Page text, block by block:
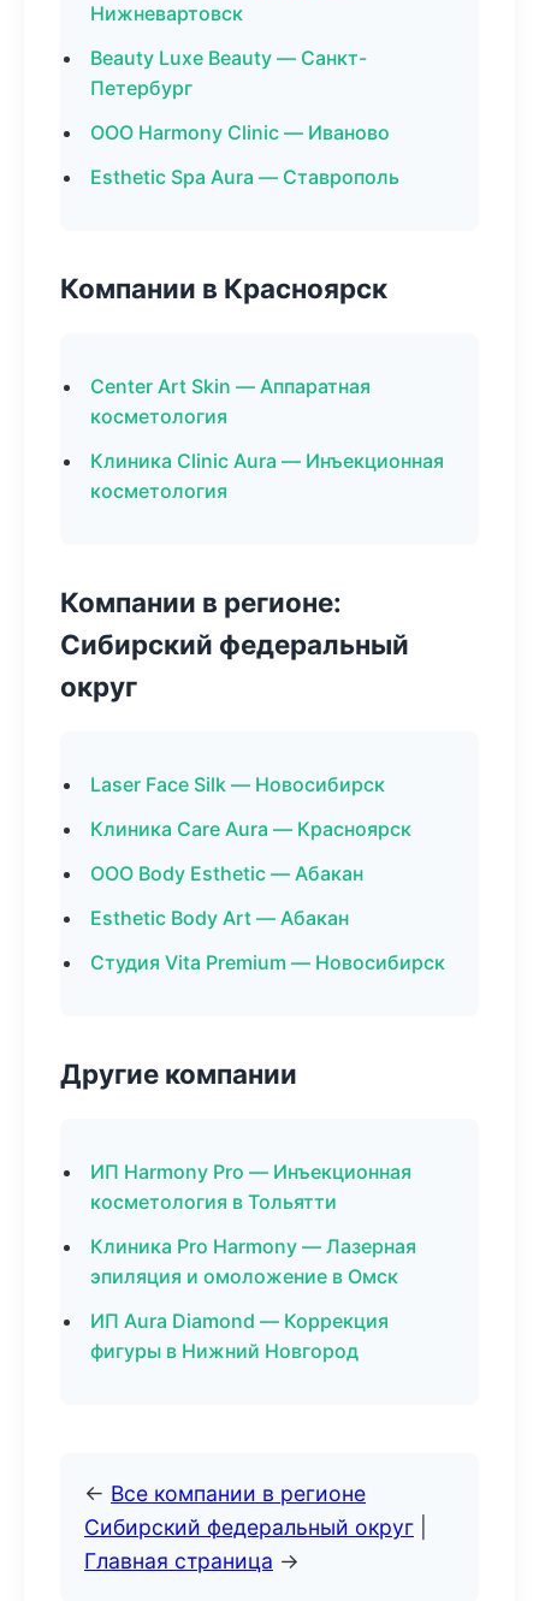
Нижневартовск
Beauty Luxe Beauty — Санкт-
Петербург
ООО Harmony Clinic — Иваново
Esthetic Spa Aura — Ставрополь
Компании в Красноярск
Center Art Skin — Аппаратная
косметология
Клиника Clinic Aura — Инъекционная
косметология
Компании в регионе:
Сибирский федеральный
округ
Laser Face Silk — Новосибирск
Клиника Care Aura — Красноярск
ООО Body Esthetic — Абакан
Esthetic Body Art — Абакан
Студия Vita Premium — Новосибирск
Другие компании
ИП Harmony Pro — Инъекционная
косметология в Тольятти
Клиника Pro Harmony — Лазерная
эпиляция и омоложение в Омск
ИП Aura Diamond — Коррекция
фигуры в Нижний Новгород
← Все компании в регионе
Сибирский федеральный округ
Главная страница →